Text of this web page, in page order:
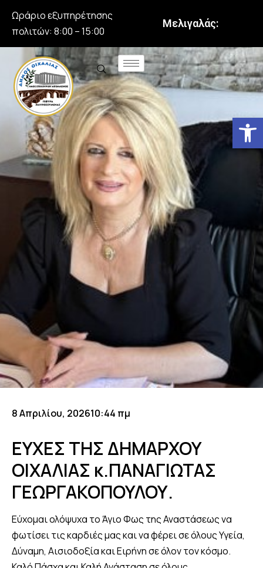
Ωράριο εξυπηρέτησης
πολιτών: 8:00 – 15:00
Μελιγαλάς:
8 Απριλίου, 202610:44 πμ
ΕΥΧΕΣ ΤΗΣ ΔΗΜΑΡΧΟΥ
ΟΙΧΑΛΙΑΣ κ.ΠΑΝΑΓΙΩΤΑΣ
ΓΕΩΡΓΑΚΟΠΟΥΛΟΥ.
Εύχομαι ολόψυχα το Άγιο Φως της Αναστάσεως να
φωτίσει τις καρδιές μας και να φέρει σε όλους Υγεία,
Δύναμη, Αισιοδοξία και Ειρήνη σε όλον τον κόσμο.